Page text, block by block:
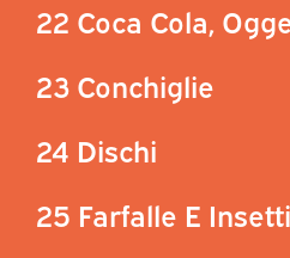
22 Coca Cola,
23 Conchiglie
24 Dischi
25 Farfalle E Insetti